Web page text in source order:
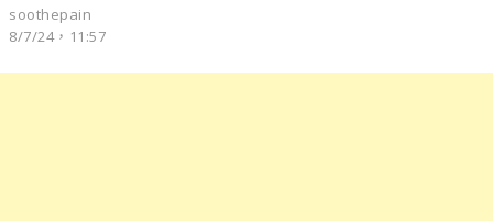
soothepain
8/7/24，11:57